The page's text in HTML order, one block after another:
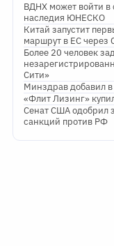
ВДНХ может войти в
наследия ЮНЕСКО
Китай запустит
маршрут в ЕС через
Более 20 человек
Сити»
Минздрав добавил
«Флит Лизинг»
Сенат США одобрил
санкций против РФ